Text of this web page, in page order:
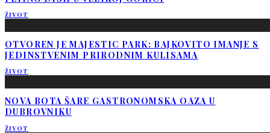
ŽIVOT
OTVOREN JE MAJESTIC PARK: BAJKOVITO IMANJE S
JEDINSTVENIM PRIRODNIM KULISAMA
ŽIVOT
NOVA BOTA ŠARE GASTRONOMSKA OAZA U
DUBROVNIKU
ŽIVOT